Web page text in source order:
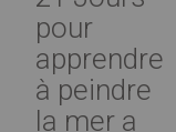
pour
apprendre
à peindre
la mer a